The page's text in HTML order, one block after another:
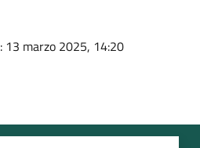
: 13 marzo 2025, 14:20